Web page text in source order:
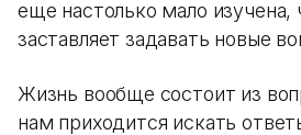
еще настолько мало изучена,
заставляет задавать новые
Жизнь вообще состоит из
нам приходится искать